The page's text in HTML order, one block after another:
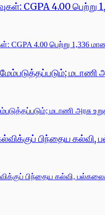
CGPA 4.00
மடாணி
பிந்தைய கல்வி,